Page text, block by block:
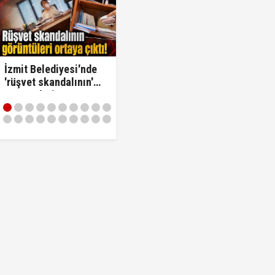
İzmit Belediyesi'nde
'rüşvet skandalının'
görüntüleri ortaya
çıktı! ‘Oraya koy ben
oradan alırım…'